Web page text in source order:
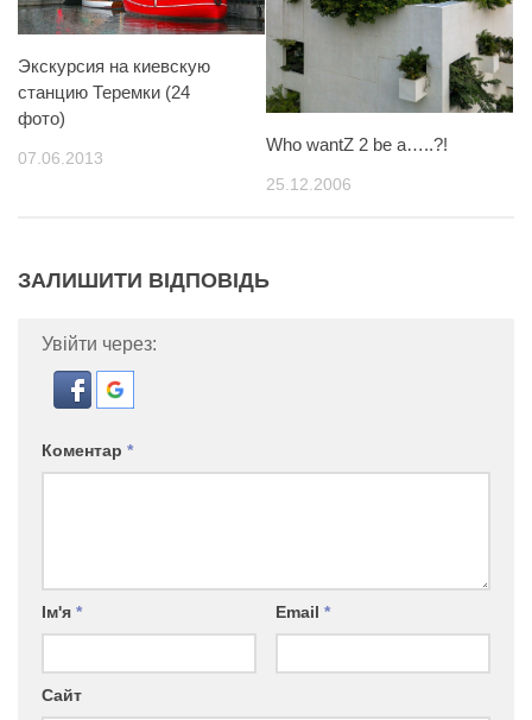
Экскурсия на киевскую
станцию Теремки (24
фото)
07.06.2013
Who wantZ 2 be a…..?!
25.12.2006
ЗАЛИШИТИ ВІДПОВІДЬ
Увійти через:
Коментар *
Ім'я * Email *
Сайт